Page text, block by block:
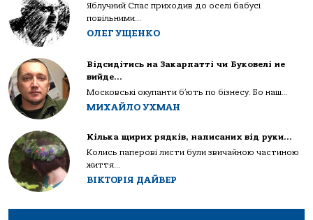
Яблучний Спас приходив до оселі бабусі
повільними...
ОЛЕГ УЩЕНКО
Відсидітись на Закарпатті чи Буковелі не
вийде…
Московські окупанти б’ють по бізнесу. Бо наш...
МИХАЙЛО УХМАН
Кілька щирих рядків, написаних від руки…
Колись паперові листи були звичайною частиною
життя...
ВІКТОРІЯ ДАЙВЕР